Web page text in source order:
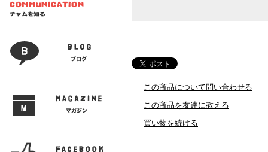
この商品について問い合わせる
この商品を友達に教える
買い物を続ける